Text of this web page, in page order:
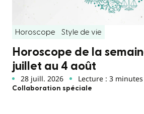
Horoscope Style de vie
Horoscope de la
juillet au 4 août
28 juill. 2026 Lecture : 3 minutes
Collaboration spéciale